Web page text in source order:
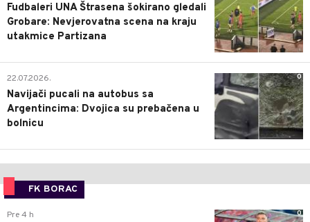
Fudbaleri UNA Štrasena šokirano gledali
Grobare: Nevjerovatna scena na kraju
utakmice Partizana
0
22.07.2026.
Navijači pucali na autobus sa
Argentincima: Dvojica su prebačena u
bolnicu
FK BORAC
0
Pre 4 h